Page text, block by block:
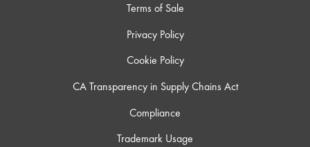
Terms of Sale
Privacy Policy
Cookie Policy
CA Transparency in Supply Chains Act
Compliance
Trademark Usage